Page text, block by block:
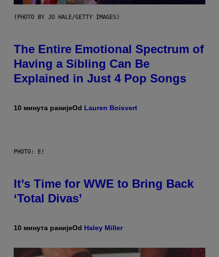
(PHOTO BY JO HALE/GETTY IMAGES)
The Entire Emotional Spectrum of
Having a Sibling Can Be
Explained in Just 4 Pop Songs
10 минута ранијеOd Lauren Boisvert
PHOTO: E!
It’s Time for WWE to Bring Back
‘Total Divas’
10 минута ранијеOd Haley Miller